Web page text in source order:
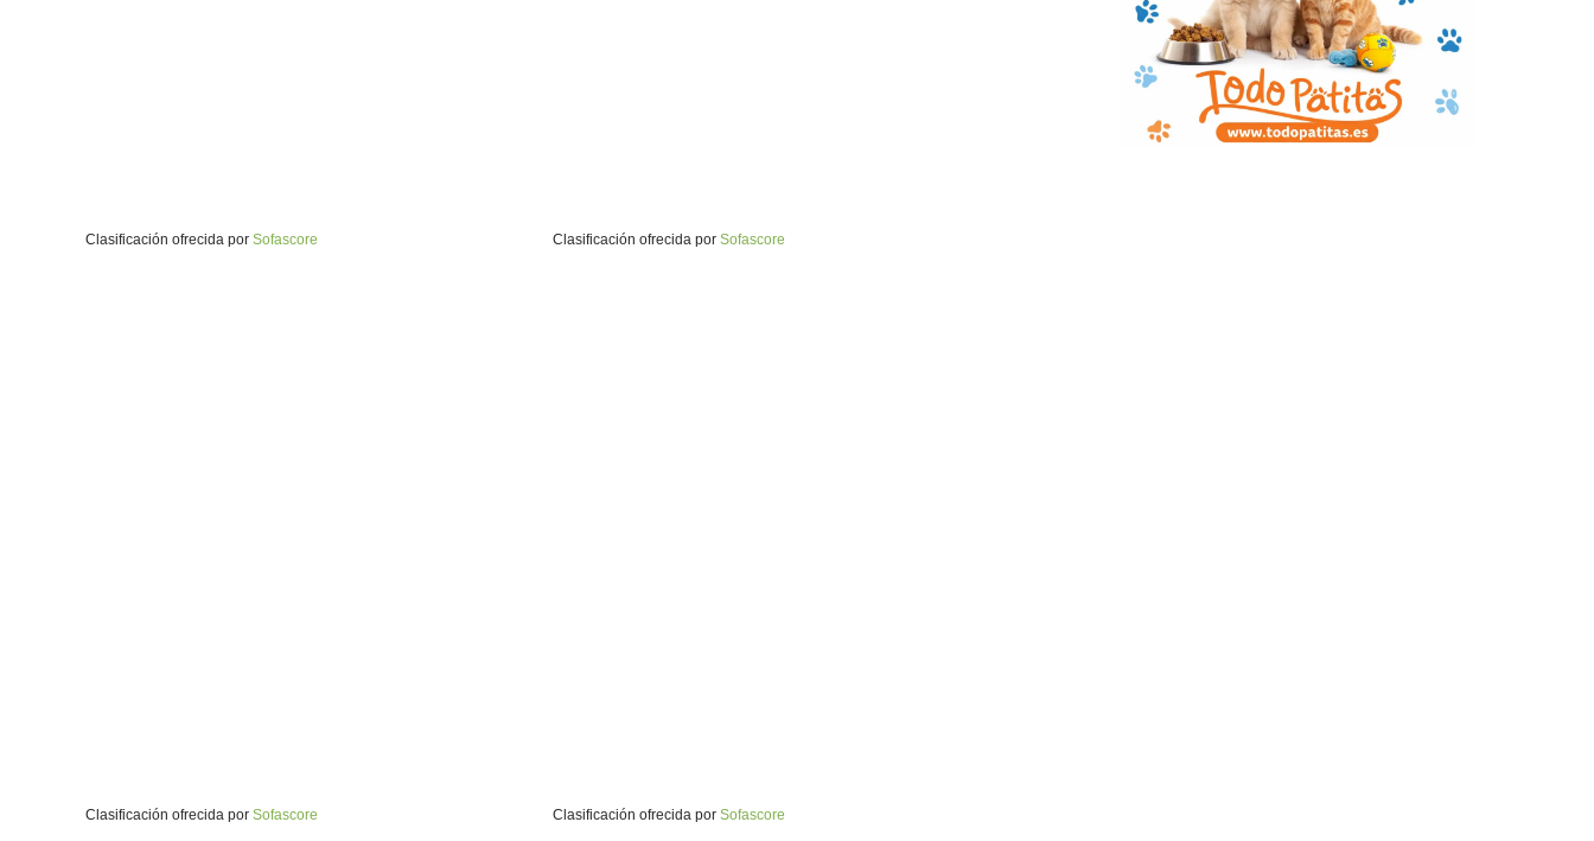
Clasificación ofrecida por Sofascore Clasificación ofrecida por Sofascore
Clasificación ofrecida por Sofascore Clasificación ofrecida por Sofascore